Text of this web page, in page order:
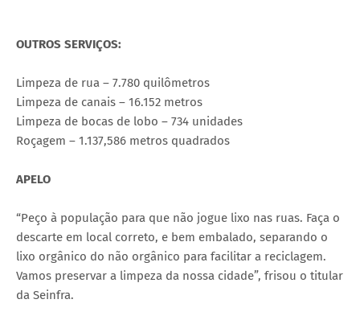
OUTROS SERVIÇOS:
Limpeza de rua – 7.780 quilômetros
Limpeza de canais – 16.152 metros
Limpeza de bocas de lobo – 734 unidades
Roçagem – 1.137,586 metros quadrados
APELO
“Peço à população para que não jogue lixo nas ruas. Faça o
descarte em local correto, e bem embalado, separando o
lixo orgânico do não orgânico para facilitar a reciclagem.
Vamos preservar a limpeza da nossa cidade”, frisou o titular
da Seinfra.